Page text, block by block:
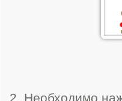
2. Необходимо